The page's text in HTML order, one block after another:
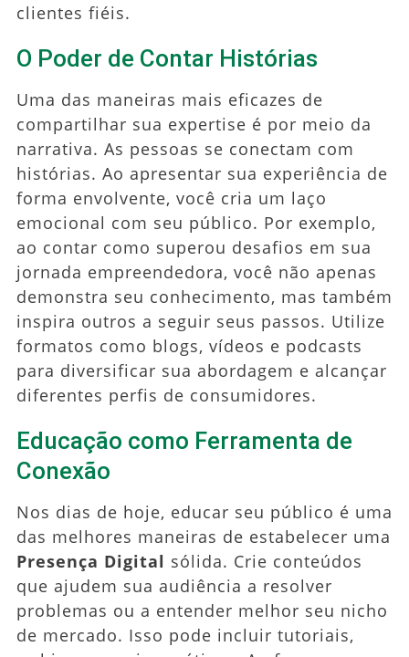
clientes fiéis.
O Poder de Contar Histórias
Uma das maneiras mais eficazes de
compartilhar sua expertise é por meio da
narrativa. As pessoas se conectam com
histórias. Ao apresentar sua experiência de
forma envolvente, você cria um laço
emocional com seu público. Por exemplo,
ao contar como superou desafios em sua
jornada empreendedora, você não apenas
demonstra seu conhecimento, mas também
inspira outros a seguir seus passos. Utilize
formatos como blogs, vídeos e podcasts
para diversificar sua abordagem e alcançar
diferentes perfis de consumidores.
Educação como Ferramenta de
Conexão
Nos dias de hoje, educar seu público é uma
das melhores maneiras de estabelecer uma
Presença Digital sólida. Crie conteúdos
que ajudem sua audiência a resolver
problemas ou a entender melhor seu nicho
de mercado. Isso pode incluir tutoriais,